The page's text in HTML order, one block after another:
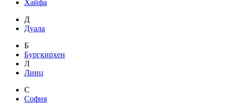
Хайфа
Д
Дуала
Б
Бургкирхен
Л
Линц
С
София